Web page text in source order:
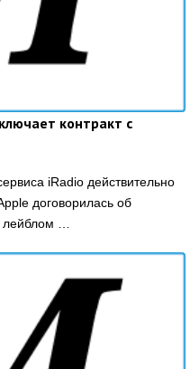
контракт с
iRadio действительно
договорилась об
лейблом …